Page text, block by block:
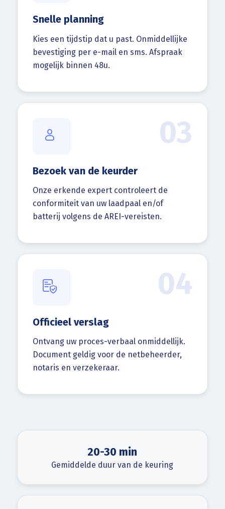
Snelle planning
Kies een tijdstip dat u past. Onmiddellijke
bevestiging per e-mail en sms. Afspraak
mogelijk binnen 48u.
03
Bezoek van de keurder
Onze erkende expert controleert de
conformiteit van uw laadpaal en/of
batterij volgens de AREI-vereisten.
04
Officieel verslag
Ontvang uw proces-verbaal onmiddellijk.
Document geldig voor de netbeheerder,
notaris en verzekeraar.
20-30 min
Gemiddelde duur van de keuring